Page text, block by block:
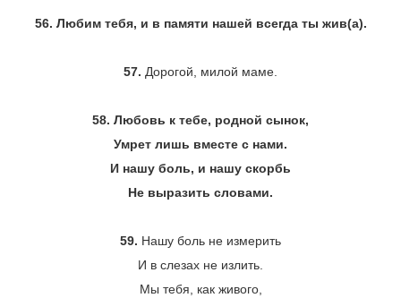
56. Любим тебя, и в памяти нашей всегда ты жив(а).
57. Дорогой, милой маме.
58. Любовь к тебе, родной сынок,
Умрет лишь вместе с нами.
И нашу боль, и нашу скорбь
Не выразить словами.
59. Нашу боль не измерить
И в слезах не излить.
Мы тебя, как живого,